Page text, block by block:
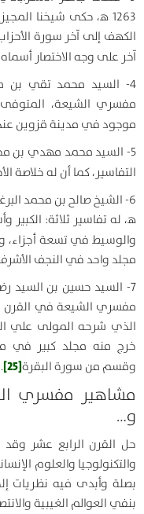
1263 ه‍، حكى شيخنا
آخر على وجه الاختصار أسماه
4- السيد محمد تقي بن
موجود في مدينة قزوين
5- السيد محمد مهدي بن
التفاسير، كما أن له خلاصة
ه‍، له تفاسير ثلاثة:
والوسيط في تسعة أجزاء،
مجلد واحد في النجف
7- السيد حسين بن السيد
مفسري الشيعة في القرن
خرج منه مجلد كبير في
وقسم من سورة البقرة[25]
.
مشاهير مفسري
و…
حل القرن الرابع عشر
والتكنولوجيا والعلوم
بصلة وأبدى فيه نظريات
بنفي العوالم الغيبية